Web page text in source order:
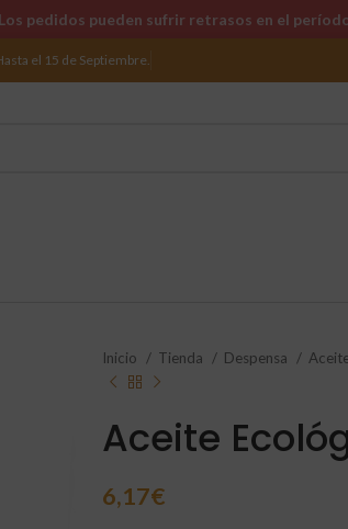
el 15 de Septiembre.
Inicio Tienda Despensa
Aceite
6,17€
pedidos pueden sufrir retrasos en el